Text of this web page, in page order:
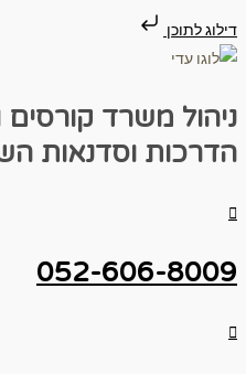
דילוג לתוכן
ניהול משרד
הדרכות וסדנאות
052-606-8009